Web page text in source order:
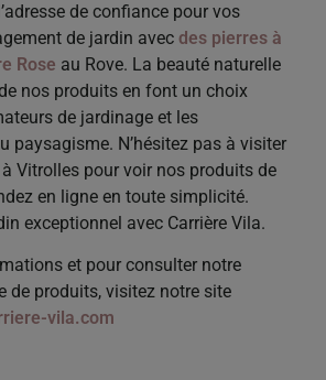
de confiance pour vos
de jardin avec des pierres à
Rose au Rove. La beauté naturelle
nos produits en font un choix
de jardinage et les
paysagisme. N’hésitez pas à visiter
Vitrolles pour voir nos produits de
en ligne en toute simplicité.
exceptionnel avec Carrière Vila.
et pour consulter notre
de produits, visitez notre site
vila.com